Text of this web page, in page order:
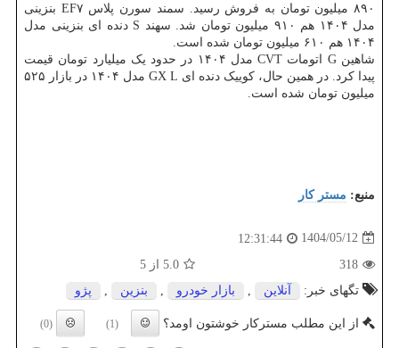
۸۹۰ میلیون تومان به فروش رسید. سمند سورن پلاس EF۷ بنزینی
مدل ۱۴۰۴ هم ۹۱۰ میلیون تومان شد. سهند S دنده ای بنزینی مدل
۱۴۰۴ هم ۶۱۰ میلیون تومان شده است.
شاهین G اتومات CVT مدل ۱۴۰۴ در حدود یک میلیارد تومان قیمت
پیدا کرد. در همین حال، کوییک دنده ای GX L مدل ۱۴۰۴ در بازار ۵۲۵
میلیون تومان شده است.
منبع: مستر كار
1404/05/12
12:31:44
318
5.0 از 5
تگهای خبر:
آنلاین , بازار خودرو , بنزین , پژو
از این مطلب مسترکار خوشتون اومد؟ (1)
(0)